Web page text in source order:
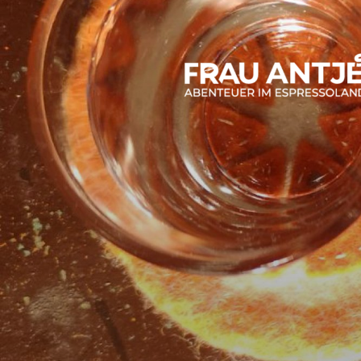
Zum
Inhalt
springen
FRAU
Abenteuer im Espresso-Land